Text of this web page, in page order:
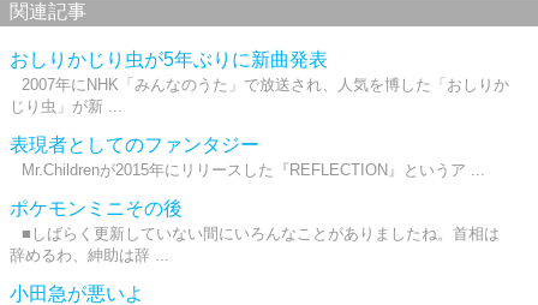
関連記事
おしりかじり虫が5年ぶりに新曲発表
2007年にNHK「みんなのうた」で放送され、人気を博した「おしりか
じり虫」が新 ...
表現者としてのファンタジー
Mr.Childrenが2015年にリリースした『REFLECTION』というア ...
ポケモンミニその後
■しばらく更新していない間にいろんなことがありましたね。首相は
辞めるわ、紳助は辞 ...
小田急が悪いよ